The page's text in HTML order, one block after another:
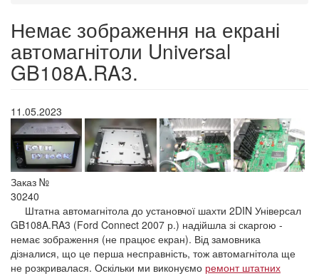
Немає зображення на екрані
автомагнітоли Universal
GB108A.RA3.
11.05.2023
Заказ №
30240
Штатна автомагнітола до установчої шахти 2DIN Універсал
GB108A.RA3 (Ford Connect 2007 р.) надійшла зі скаргою -
немає зображення (не працює екран). Від замовника
дізналися, що це перша несправність, тож автомагнітола ще
не розкривалася. Оскільки ми виконуємо ремонт штатних